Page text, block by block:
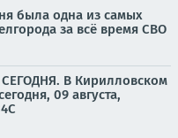
была одна из самых
за всё время СВО
В Кирилловском
09 августа,